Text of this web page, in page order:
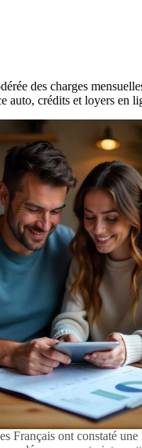
des charges
auto, crédits et loyers en
Français ont constaté une